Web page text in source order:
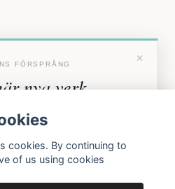
×
FÖRSPRÅNG
nya verk
innan vi annonserar
cookies. By continuing to
of us using cookies